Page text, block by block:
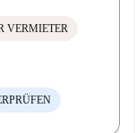
VERMIETER